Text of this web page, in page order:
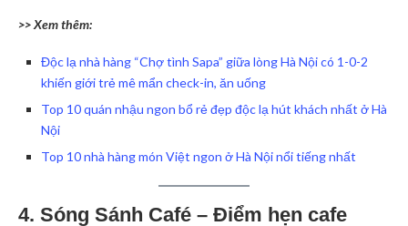
>> Xem thêm:
Độc lạ nhà hàng “Chợ tình Sapa” giữa lòng Hà Nội có 1-0-2
khiến giới trẻ mê mẩn check-in, ăn uống
Top 10 quán nhậu ngon bổ rẻ đẹp độc lạ hút khách nhất ở Hà
Nội
Top 10 nhà hàng món Việt ngon ở Hà Nội nổi tiếng nhất
4. Sóng Sánh Café – Điểm hẹn cafe